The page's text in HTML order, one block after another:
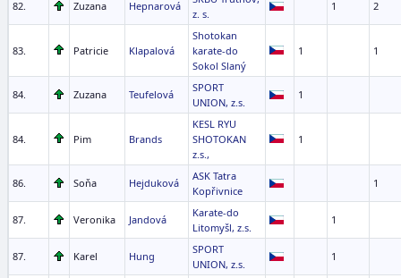
82. Zuzana Hepnarová
z. s.
1 2
83. Patricie Klapalová
Shotokan
karate-do
Sokol Slaný
1 1
84. Zuzana Teufelová
SPORT
UNION, z.s.
1
84. Pim Brands
KESL RYU
SHOTOKAN
z.s.,
1
86. Soňa Hejduková
ASK Tatra
Kopřivnice
1
87. Veronika Jandová
Karate-do
Litomyšl, z.s.
1
87. Karel Hung
SPORT
UNION, z.s.
1